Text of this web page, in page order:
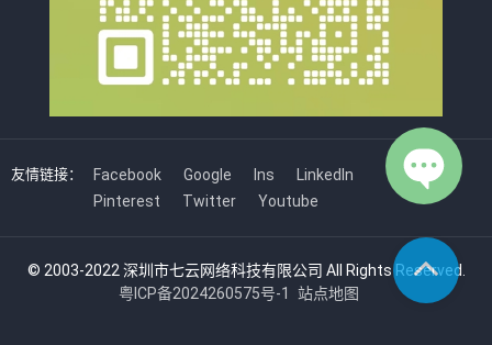
友情链接： Facebook Google Ins
LinkedIn
Pinterest
Twitter Youtube
© 2003-2022 深圳市七云网络科技有限公司 All Rights Reserved.
粤ICP备2024260575号-1
站点地图